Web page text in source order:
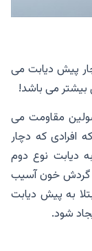
2 هستند ابتدا دچار پیش دیابت می
بیشتر می باشد!
مقاومت می
افرادی که دچار
دیابت نوع دوم
گردش خون آسیب‌
به پیش دیابت
شود.